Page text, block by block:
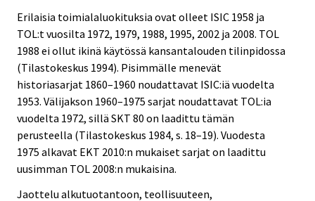
Erilaisia toimialaluokituksia ovat olleet ISIC 1958 ja
TOL:t vuosilta 1972, 1979, 1988, 1995, 2002 ja 2008. TOL
1988 ei ollut ikinä käytössä kansantalouden tilinpidossa
(Tilastokeskus 1994). Pisimmälle menevät
historiasarjat 1860–1960 noudattavat ISIC:iä vuodelta
1953. Välijakson 1960–1975 sarjat noudattavat TOL:ia
vuodelta 1972, sillä SKT 80 on laadittu tämän
perusteella (Tilastokeskus 1984, s. 18–19). Vuodesta
1975 alkavat EKT 2010:n mukaiset sarjat on laadittu
uusimman TOL 2008:n mukaisina.
Jaottelu alkutuotantoon, teollisuuteen,